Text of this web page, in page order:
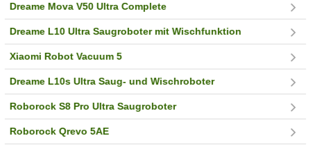
Dreame Mova V50 Ultra Complete
Dreame L10 Ultra Saugroboter mit Wischfunktion
Xiaomi Robot Vacuum 5
Dreame L10s Ultra Saug- und Wischroboter
Roborock S8 Pro Ultra Saugroboter
Roborock Qrevo 5AE